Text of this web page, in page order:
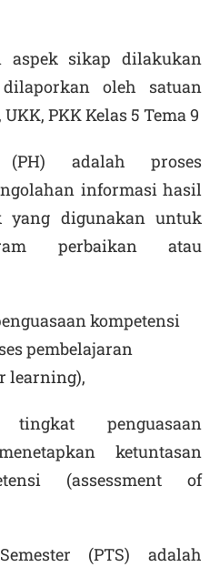
aspek sikap dilakukan
oleh satuan
PKK Kelas 5 Tema 9
adalah proses
informasi hasil
yang digunakan untuk
perbaikan atau
kompetensi
pembelajaran
learning),
penguasaan
ketuntasan
(assessment of
(PTS) adalah